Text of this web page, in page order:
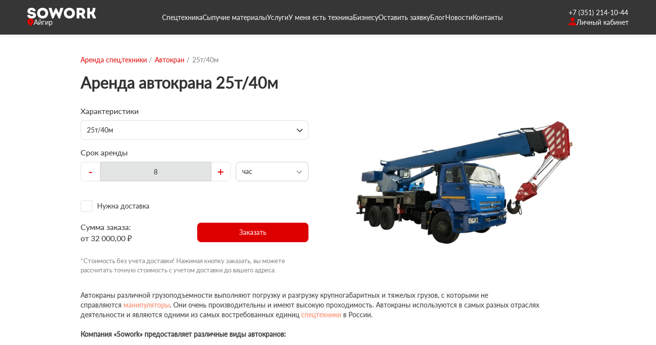
Айгир
СпецтехникаСыпучие материалыУслугиУ меня есть техникаБизнесуОставить заявкуБлогНовостиКонтакты
+7 (351) 214-10-44
Личный кабинет
Аренда спец.техники Автокран 25т/40м
Аренда автокрана 25т/40м
Характеристики
25т/40м
Срок аренды
- + час
Нужна доставка
Сумма заказа:
от 32 000,00 ₽
Заказать
*Стоимость без учета доставки! Нажимая кнопку заказать, вы можете
рассчитать точную стоимость с учетом доставки до вашего адреса.
Автокраны различной грузоподъемности выполняют погрузку и разгрузку крупногабаритных и тяжелых грузов, с которыми не
справляются манипуляторы. Они очень производительны и имеют высокую проходимость. Автокраны используются в самых разных отраслях
деятельности и являются одними из самых востребованных единиц спецтехники в России.
Компания «Sowork» предоставляет различные виды автокранов: